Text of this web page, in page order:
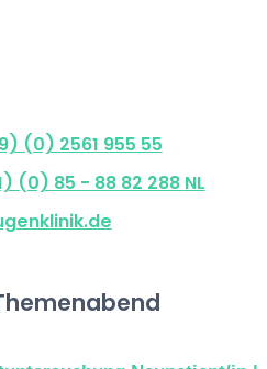
(0) 2561 955 55
(0) 85 - 88 82 288 NL